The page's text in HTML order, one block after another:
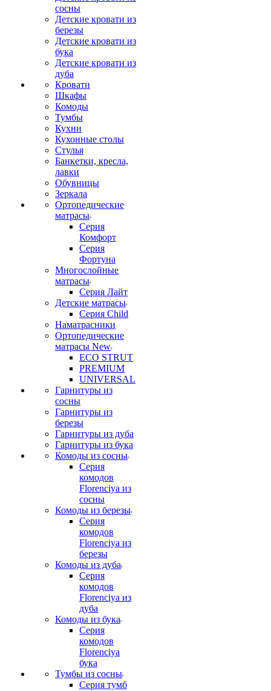
сосны
Детские кровати из
березы
Детские кровати из
бука
Детские кровати из
дуба
Кровати
Шкафы
Комоды
Тумбы
Кухни
Кухонные столы
Стулья
Банкетки, кресла,
лавки
Обувницы
Зеркала
Ортопедические
матрасы
Серия
Комфорт
Серия
Фортуна
Многослойные
матрасы
Серия Лайт
Детские матрасы
Серия Child
Наматрасники
Ортопедические
матрасы New
ECO STRUT
PREMIUM
UNIVERSAL
Гарнитуры из
сосны
Гарнитуры из
березы
Гарнитуры из дуба
Гарнитуры из бука
Комоды из сосны
Серия
комодов
Florenciya из
сосны
Комоды из березы
Серия
комодов
Florenciya из
березы
Комоды из дуба
Серия
комодов
Florenciya из
дуба
Комоды из бука
Серия
комодов
Florenciya
бука
Тумбы из сосны
Серия тумб